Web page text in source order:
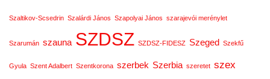
Szaltikov-Scsedrin Szalárdi János Szapolyai János szarajevói merénylet
Szarumán szauna SZDSZ SZDSZ-FIDESZ Szeged Szekfű
Gyula Szent Adalbert Szentkorona szerbek Szerbia szeretet szex